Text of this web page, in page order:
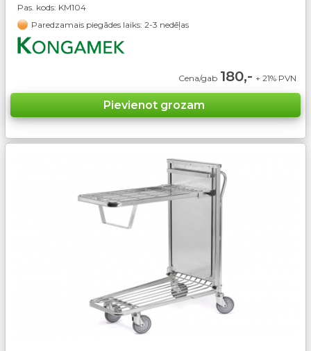
Pas. kods: KM104
Paredzamais piegādes laiks: 2-3 nedēļas
Cena/gab 180,- + 21% PVN